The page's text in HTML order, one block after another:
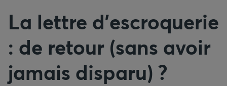
La lettre d’escroquerie
: de retour (sans avoir
jamais disparu) ?